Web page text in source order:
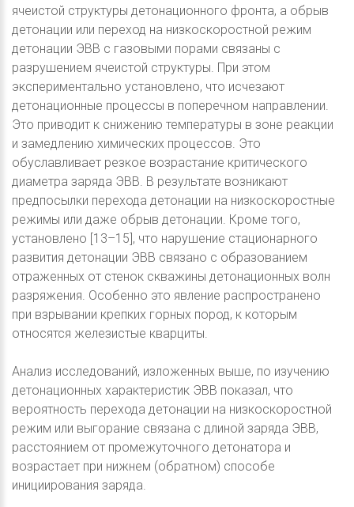
ячеистой структуры детонационного фронта, а обрыв
детонации или переход на низкоскоростной режим
детонации ЭВВ с газовыми порами связаны с
разрушением ячеистой структуры. При этом
экспериментально установлено, что исчезают
детонационные процессы в поперечном направлении.
Это приводит к снижению температуры в зоне реакции
и замедлению химических процессов. Это
обуславливает резкое возрастание критического
диаметра заряда ЭВВ. В результате возникают
предпосылки перехода детонации на низкоскоростные
режимы или даже обрыв детонации. Кроме того,
установлено [13–15], что нарушение стационарного
развития детонации ЭВВ связано с образованием
отраженных от стенок скважины детонационных волн
разряжения. Особенно это явление распространено
при взрывании крепких горных пород, к которым
относятся железистые кварциты.
Анализ исследований, изложенных выше, по изучению
детонационных характеристик ЭВВ показал, что
вероятность перехода детонации на низкоскоростной
режим или выгорание связана с длиной заряда ЭВВ,
расстоянием от промежуточного детонатора и
возрастает при нижнем (обратном) способе
инициирования заряда.